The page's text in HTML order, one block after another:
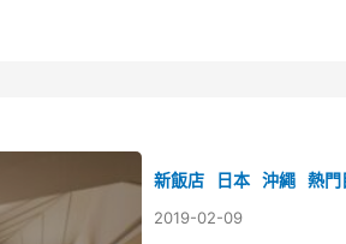
新飯店 日本 沖繩 熱門
2019-02-09